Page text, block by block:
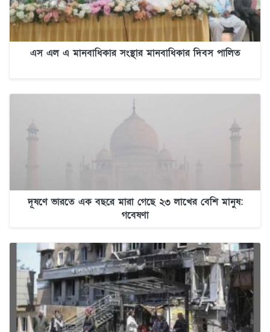
এস এল এ মানবাধিকার সংস্থার মানবাধিকার দিবস পালিত
দূষণে ভারতে এক বছরে মারা গেছে ২৩ লাখের বেশি মানুষ:
গবেষণা